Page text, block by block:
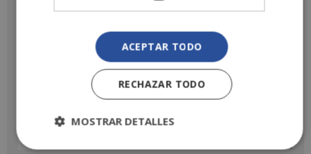
ACEPTAR TODO
RECHAZAR TODO
MOSTRAR DETALLES